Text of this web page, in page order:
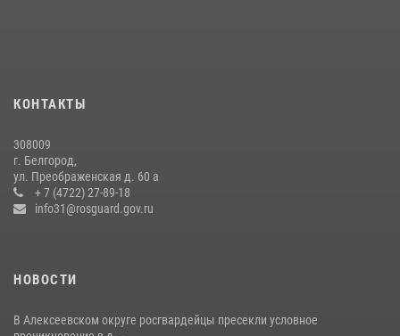
Белгородский росгвардеец стал победителем юбилейного
чемпионата войск национальной гвардии Российской Федерации по
боксу
07 июля 2026, 16:59
КОНТАКТЫ
308009
г. Белгород,
ул. Преображенская д. 60 а
+ 7 (4722) 27-89-18
info31@rosguard.gov.ru
НОВОСТИ
В Алексеевском округе росгвардейцы пресекли условное